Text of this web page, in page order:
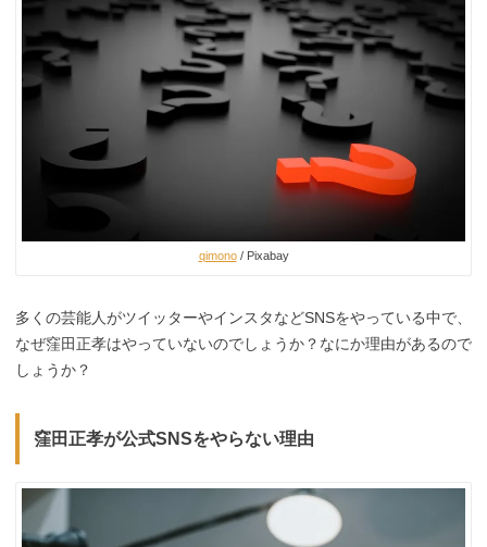
qimono/ Pixabay
多くの芸能人がツイッターやインスタなどSNSをやっている中で、
なぜ窪田正孝はやっていないのでしょうか？なにか理由があるので
しょうか？
窪田正孝が公式SNSをやらない理由